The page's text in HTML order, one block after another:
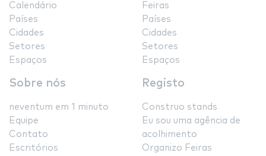
Calendário
Países
Cidades
Setores
Espaços
Feiras
Países
Cidades
Setores
Espaços
Sobre nós
neventum em 1 minuto
Equipe
Contato
Escritórios
Registo
Construo stands
Eu sou uma agência de
acolhimento
Organizo Feiras